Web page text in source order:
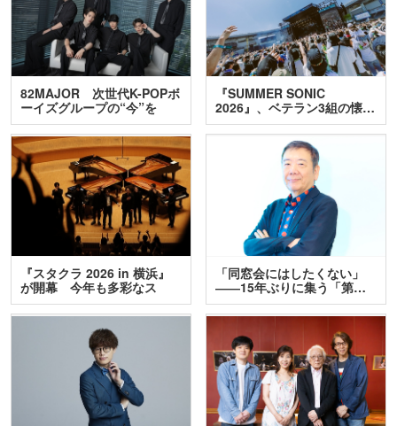
82MAJOR 次世代K-POPボ
ーイズグループの“今”を
訊…
『SUMMER SONIC
2026』、ベテラン3組の懐…
『スタクラ 2026 in 横浜』
が開幕 今年も多彩なス
テ…
「同窓会にはしたくない」
――15年ぶりに集う「第…